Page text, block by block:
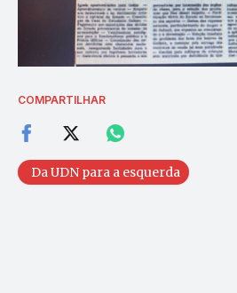
COMPARTILHAR
Da UDN para a esquerda